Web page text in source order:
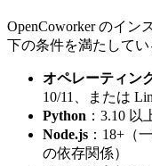
OpenCoworker のイン
下の条件を満たして
オペレーティン
10/11、または
Python ：3.10 以
Node.js ：18+（
の依存関係）